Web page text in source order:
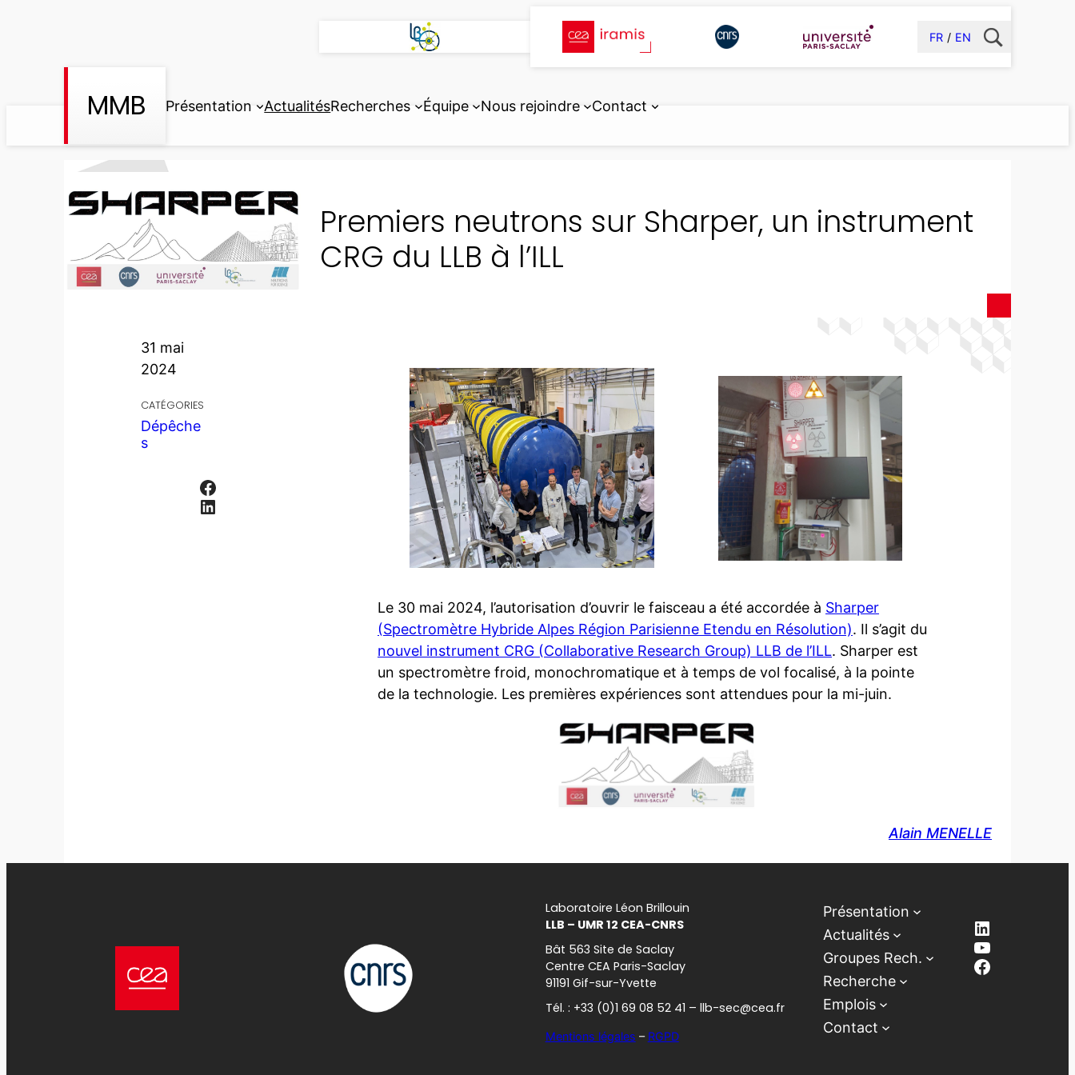
FR EN
MMB Présentation ActualitésRecherches Équipe Nous rejoindre Contact
Premiers neutrons sur Sharper, un instrument
CRG du LLB à l’ILL
31 mai
2024
CATÉGORIES
Dépêche
s
Facebook
LinkedIn
Le 30 mai 2024, l’autorisation d’ouvrir le faisceau a été accordée à Sharper
(Spectromètre Hybride Alpes Région Parisienne Etendu en Résolution). Il s’agit du
nouvel instrument CRG (Collaborative Research Group) LLB de l’ILL. Sharper est
un spectromètre froid, monochromatique et à temps de vol focalisé, à la pointe
de la technologie. Les premières expériences sont attendues pour la mi-juin.
Alain MENELLE
Laboratoire Léon Brillouin
LLB – UMR 12 CEA-CNRS
Bât 563 Site de Saclay
Centre CEA Paris-Saclay
91191 Gif-sur-Yvette
Tél. : +33 (0)1 69 08 52 41 – llb-sec@cea.fr
Mentions légales – RGPD
Présentation
Actualités
Groupes Rech.
Recherche
Emplois
Contact
LinkedIn
YouTube
Facebook